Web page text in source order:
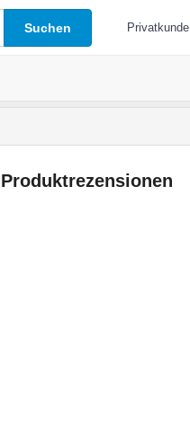
Suchen Privatkunde
Produktrezensionen